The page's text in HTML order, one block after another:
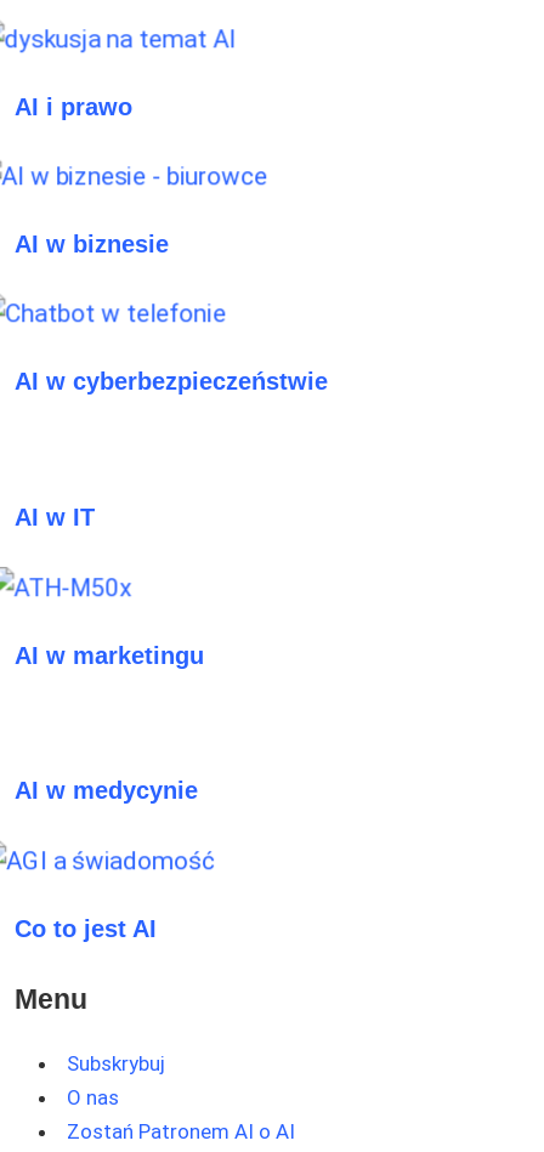
AI i prawo
AI w biznesie
AI w cyberbezpieczeństwie
AI w IT
AI w marketingu
AI w medycynie
Co to jest AI
Menu
Subskrybuj
O nas
Zostań Patronem AI o AI